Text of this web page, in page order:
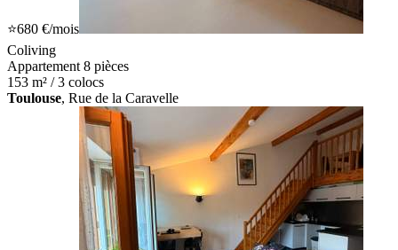
⭐680 €/mois
Coliving
Appartement 8 pièces
153 m² / 3 colocs
Toulouse, Rue de la Caravelle